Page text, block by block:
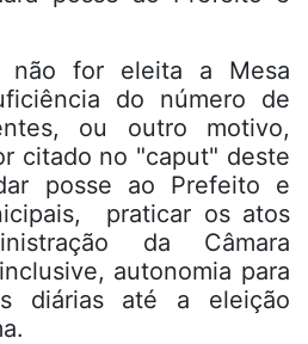
não for eleita a Mesa
do número de
ou outro motivo,
citado no "caput" deste
posse ao Prefeito e
praticar os atos
da Câmara
autonomia para
diárias até a eleição